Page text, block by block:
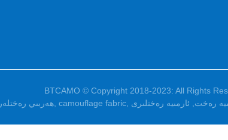
BTCAMO © Copyright 2018-2023: All Rights
ھەربىي رەختلەر camouflage fabric رەخت ئارمىيە رەختلىرى